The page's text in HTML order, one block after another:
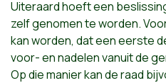
Uiteraard hoeft een
zelf genomen te worden.
kan worden, dat een eerste
voor- en nadelen vanuit de
Op die manier kan de raad